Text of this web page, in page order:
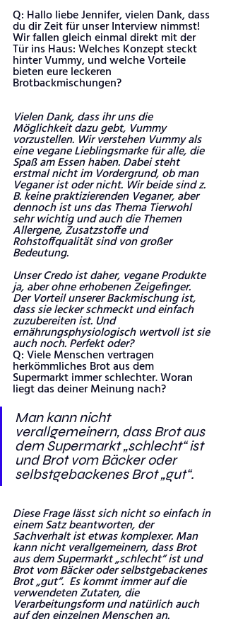
Q: Hallo liebe Jennifer, vielen Dank, dass
du dir Zeit für unser Interview nimmst!
Wir fallen gleich einmal direkt mit der
Tür ins Haus: Welches Konzept steckt
hinter Vummy, und welche Vorteile
bieten eure leckeren
Brotbackmischungen?
Vielen Dank, dass ihr uns die
Möglichkeit dazu gebt, Vummy
vorzustellen. Wir verstehen Vummy als
eine vegane Lieblingsmarke für alle, die
Spaß am Essen haben. Dabei steht
erstmal nicht im Vordergrund, ob man
Veganer ist oder nicht. Wir beide sind z.
B. keine praktizierenden Veganer, aber
dennoch ist uns das Thema Tierwohl
sehr wichtig und auch die Themen
Allergene, Zusatzstoffe und
Rohstoffqualität sind von großer
Bedeutung.
Unser Credo ist daher, vegane Produkte
ja, aber ohne erhobenen Zeigefinger.
Der Vorteil unserer Backmischung ist,
dass sie lecker schmeckt und einfach
zuzubereiten ist. Und
ernährungsphysiologisch wertvoll ist sie
auch noch. Perfekt oder?
Q: Viele Menschen vertragen
herkömmliches Brot aus dem
Supermarkt immer schlechter. Woran
liegt das deiner Meinung nach?
Man kann nicht
verallgemeinern, dass Brot aus
dem Supermarkt „schlecht“ ist
und Brot vom Bäcker oder
selbstgebackenes Brot „gut“.
Diese Frage lässt sich nicht so einfach in
einem Satz beantworten, der
Sachverhalt ist etwas komplexer. Man
kann nicht verallgemeinern, dass Brot
aus dem Supermarkt „schlecht“ ist und
Brot vom Bäcker oder selbstgebackenes
Brot „gut“.  Es kommt immer auf die
verwendeten Zutaten, die
Verarbeitungsform und natürlich auch
auf den einzelnen Menschen an.